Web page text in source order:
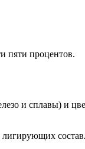
пяти процентов.
и сплавы) и